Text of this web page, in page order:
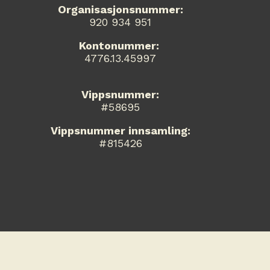
Organisasjonsnummer:
920 934 951
Kontonummer:
4776.13.45997
Vippsnummer:
#58695
Vippsnummer innsamling:
#815426